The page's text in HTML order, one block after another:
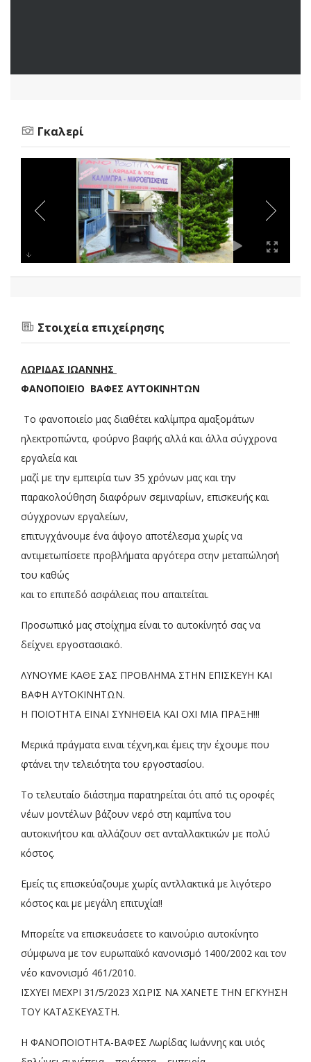
Γκαλερί
Στοιχεία επιχείρησης
ΛΩΡΙΔΑΣ ΙΩΑΝΝΗΣ
ΦΑΝΟΠΟΙΕΙΟ ΒΑΦΕΣ ΑΥΤΟΚΙΝΗΤΩΝ
Το φανοποιείο μας διαθέτει καλίμπρα αμαξομάτων
ηλεκτροπώντα, φούρνο βαφής αλλά και άλλα σύγχρονα
εργαλεία και
μαζί με την εμπειρία των 35 χρόνων μας και την
παρακολούθηση διαφόρων σεμιναρίων, επισκευής και
σύγχρονων εργαλείων,
επιτυγχάνουμε ένα άψογο αποτέλεσμα χωρίς να
αντιμετωπίσετε προβλήματα αργότερα στην μεταπώλησή
του καθώς
και το επιπεδό ασφάλειας που απαιτείται.
Προσωπικό μας στοίχημα είναι το αυτοκίνητό σας να
δείχνει εργοστασιακό.
ΛΥΝΟΥΜΕ ΚΑΘΕ ΣΑΣ ΠΡΟΒΛΗΜΑ ΣΤΗΝ ΕΠΙΣΚΕΥΗ ΚΑΙ
ΒΑΦΗ ΑΥΤΟΚΙΝΗΤΩΝ.
Η ΠΟΙΟΤΗΤΑ ΕΙΝΑΙ ΣΥΝΗΘΕΙΑ ΚΑΙ ΟΧΙ ΜΙΑ ΠΡΑΞΗ!!!
Μερικά πράγματα ειναι τέχνη,και έμεις την έχουμε που
φτάνει την τελειότητα του εργοστασίου.
Το τελευταίο διάστημα παρατηρείται ότι από τις οροφές
νέων μοντέλων βάζουν νερό στη καμπίνα του
αυτοκινήτου και αλλάζουν σετ ανταλλακτικών με πολύ
κόστος.
Εμείς τις επισκεύαζουμε χωρίς αντλλακτικά με λιγότερο
κόστος και με μεγάλη επιτυχία!!
Μπορείτε να επισκευάσετε το καινούριο αυτοκίνητο
σύμφωνα με τον ευρωπαϊκό κανονισμό 1400/2002 και τον
νέο κανονισμό 461/2010.
ΙΣΧΥΕΙ ΜΕΧΡΙ 31/5/2023 ΧΩΡΙΣ ΝΑ ΧΑΝΕΤΕ ΤΗΝ ΕΓΚΥΗΣΗ
ΤΟΥ ΚΑΤΑΣΚΕΥΑΣΤΗ.
Η ΦΑΝΟΠΟΙΟΤΗΤΑ-ΒΑΦΕΣ Λωρίδας Ιωάννης και υιός